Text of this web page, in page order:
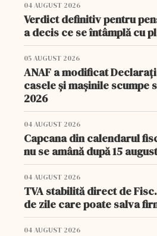
04 AUGUST 2026
Verdict definitiv pentru
a decis ce se întâmplă cu
05 AUGUST 2026
ANAF a modificat
casele și mașinile scumpe
2026
04 AUGUST 2026
Capcana din calendarul
nu se amână după 15 august
04 AUGUST 2026
TVA stabilită direct de
de zile care poate salva
04 AUGUST 2026